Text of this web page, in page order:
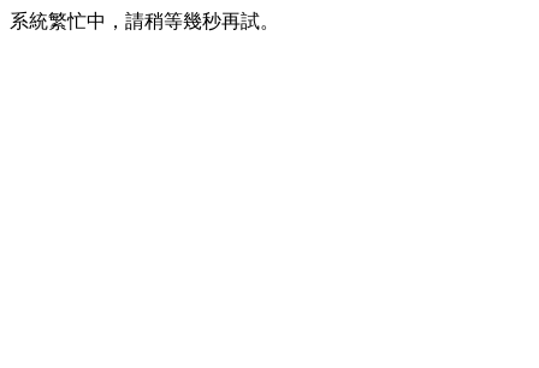
系統繁忙中，請稍等幾秒再試。